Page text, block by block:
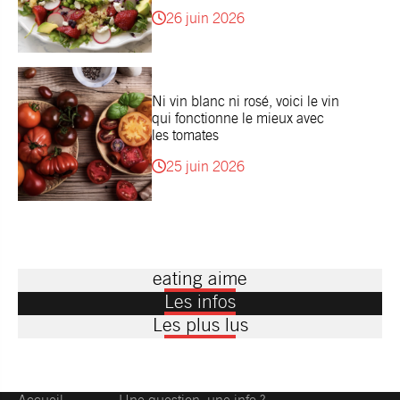
26 juin 2026
Ni vin blanc ni rosé, voici le vin
qui fonctionne le mieux avec
les tomates
25 juin 2026
eating aime
Les infos
Les plus lus